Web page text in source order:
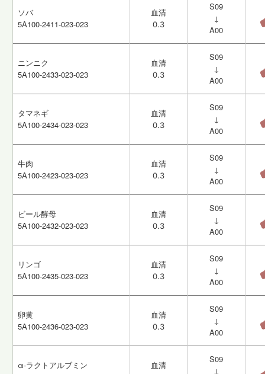
ソバ
5A100-2411-023-023
血清
0.3
S09
↓
A00
ニンニク
5A100-2433-023-023
血清
0.3
S09
↓
A00
タマネギ
5A100-2434-023-023
血清
0.3
S09
↓
A00
牛肉
5A100-2423-023-023
血清
0.3
S09
↓
A00
ビール酵母
5A100-2432-023-023
血清
0.3
S09
↓
A00
リンゴ
5A100-2435-023-023
血清
0.3
S09
↓
A00
卵黄
5A100-2436-023-023
血清
0.3
S09
↓
A00
α-ラクトアルブミン
血清
S09
↓
ソバ
5A100-2411-023-023
血清
0.3
S09
↓
A00
ニンニク
5A100-2433-023-023
血清
0.3
S09
↓
A00
タマネギ
5A100-2434-023-023
血清
0.3
S09
↓
A00
牛肉
5A100-2423-023-023
血清
0.3
S09
↓
A00
ビール酵母
5A100-2432-023-023
血清
0.3
S09
↓
A00
リンゴ
5A100-2435-023-023
血清
0.3
S09
↓
A00
卵黄
5A100-2436-023-023
血清
0.3
S09
↓
A00
α-ラクトアルブミン
血清
S09
↓